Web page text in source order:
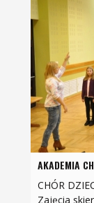
AKADEMIA
CHÓR
Zajęcia skierowane są do dzieci i